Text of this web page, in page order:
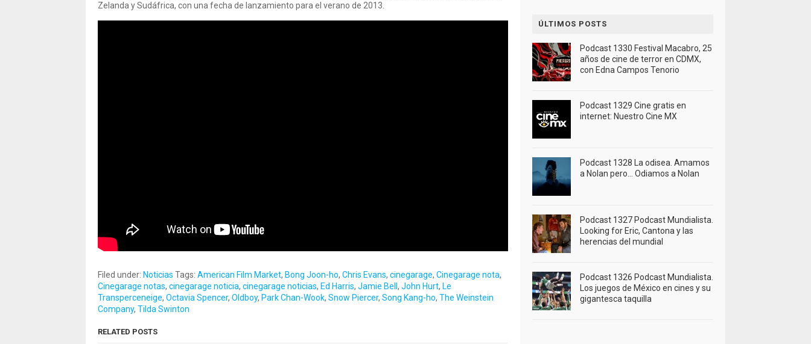
Zelanda y Sudáfrica, con una fecha de lanzamiento para el verano de 2013.
Filed under: Noticias Tags: American Film Market, Bong Joon-ho, Chris Evans, cinegarage, Cinegarage nota,
Cinegarage notas, cinegarage noticia, cinegarage noticias, Ed Harris, Jamie Bell, John Hurt, Le
Transperceneige, Octavia Spencer, Oldboy, Park Chan-Wook, Snow Piercer, Song Kang-ho, The Weinstein
Company, Tilda Swinton
RELATED POSTS
ÚLTIMOS POSTS
Podcast 1330 Festival Macabro, 25
años de cine de terror en CDMX,
con Edna Campos Tenorio
Podcast 1329 Cine gratis en
internet: Nuestro Cine MX
Podcast 1328 La odisea. Amamos
a Nolan pero… Odiamos a Nolan
Podcast 1327 Podcast Mundialista.
Looking for Eric, Cantona y las
herencias del mundial
Podcast 1326 Podcast Mundialista.
Los juegos de México en cines y su
gigantesca taquilla